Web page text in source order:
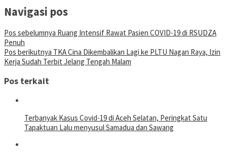
Navigasi pos
Pos sebelumnya Ruang Intensif Rawat Pasien COVID-19 di RSUDZA
Penuh
Pos berikutnya TKA Cina Dikembalikan Lagi ke PLTU Nagan Raya, Izin
Kerja Sudah Terbit Jelang Tengah Malam
Pos terkait
Terbanyak Kasus Covid-19 di Aceh Selatan, Peringkat Satu
Tapaktuan Lalu menyusul Samadua dan Sawang